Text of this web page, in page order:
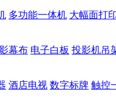
多功能一体机 大幅面打
幕布 电子白板 投影机吊
酒店电视 数字标牌 触控